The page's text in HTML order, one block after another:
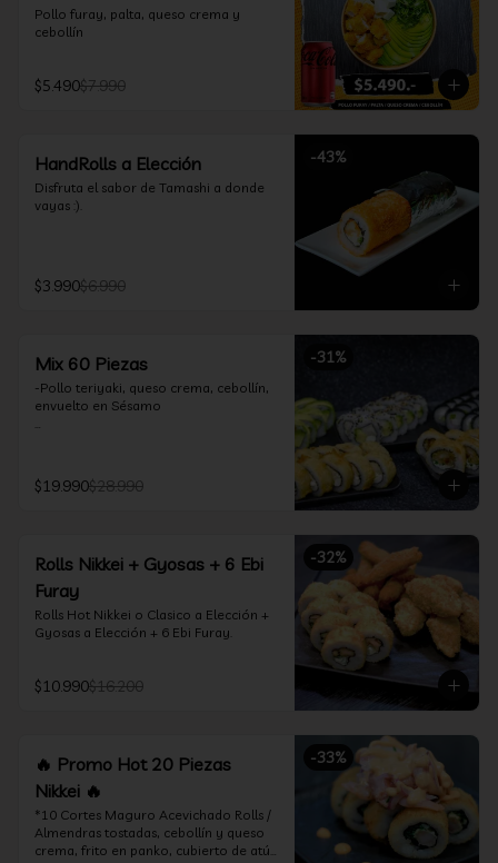
Pollo furay, palta, queso crema y
cebollín
$5.490$7.990
-43%
HandRolls a Elección
Disfruta el sabor de Tamashi a donde
vayas :).
$3.990$6.990
-31%
Mix 60 Piezas
-Pollo teriyaki, queso crema, cebollín,
envuelto en Sésamo
-Camarón furay, queso crema,
frito en tempura.
-Kanikama, queso crema, envuelto en
nori (hosomaki)
$19.990$28.990
-32%
Rolls Nikkei + Gyosas + 6 Ebi
Furay
Rolls Hot Nikkei o Clasico a Elección +
Gyosas a Elección + 6 Ebi Furay.
$10.990$16.200
-33%
🔥 Promo Hot 20 Piezas
Nikkei 🔥
*10 Cortes Maguro Acevichado Rolls /
Almendras tostadas, cebollín y queso
crema, frito en panko, cubierto de atún